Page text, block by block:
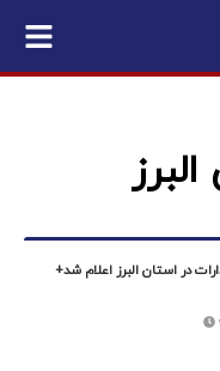
در استان البرز اعلام شد+